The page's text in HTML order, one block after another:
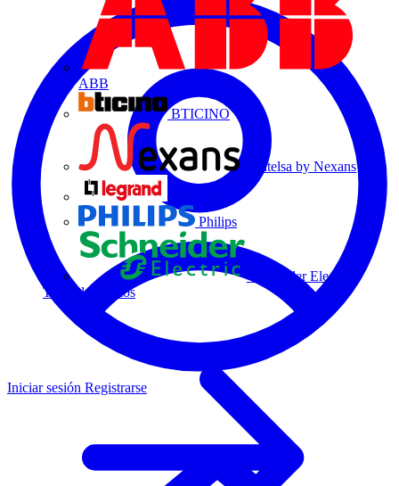
ABB
BTICINO
Centelsa by Nexans
Philips
Schneider Electric
Todos los socios
Iniciar sesión Registrarse